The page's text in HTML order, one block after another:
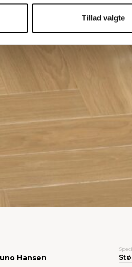
Tillad valgte
Hansen